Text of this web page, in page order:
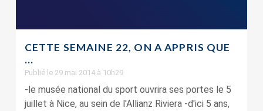
CETTE SEMAINE 22, ON A APPRIS QUE
…
Publié le 29 mai 2014 à 10h29
-le musée national du sport ouvrira ses portes le 5
juillet à Nice, au sein de l'Allianz Riviera -d'ici 5 ans,